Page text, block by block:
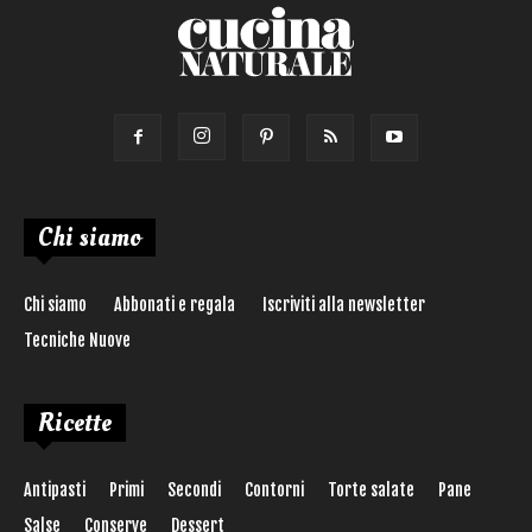
Chi siamo
Chi siamo Abbonati e regala
Iscriviti alla newsletter
Tecniche Nuove
Ricette
Antipasti Primi Secondi Contorni Torte salate
Pane
Salse
Conserve Dessert